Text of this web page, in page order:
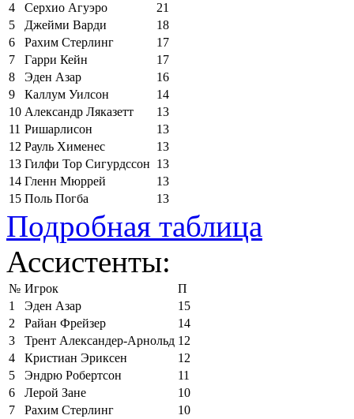
4
Серхио Агуэро
21
5
Джейми Варди
18
6
Рахим Стерлинг
17
7
Гарри Кейн
17
8
Эден Азар
16
9
Каллум Уилсон
14
10 Александр Ляказетт
13
11 Ришарлисон
13
12 Рауль Хименес
13
13 Гилфи Тор Сигурдссон 13
14 Гленн Мюррей
13
15 Поль Погба 13
Подробная таблица
Ассистенты:
№ Игрок
П
1
Эден Азар
15
2
Райан Фрейзер
14
3
Трент Александер-Арнольд 12
4
Кристиан Эриксен
12
5
Эндрю Робертсон
11
6
Лерой Зане
10
7
Рахим Стерлинг
10